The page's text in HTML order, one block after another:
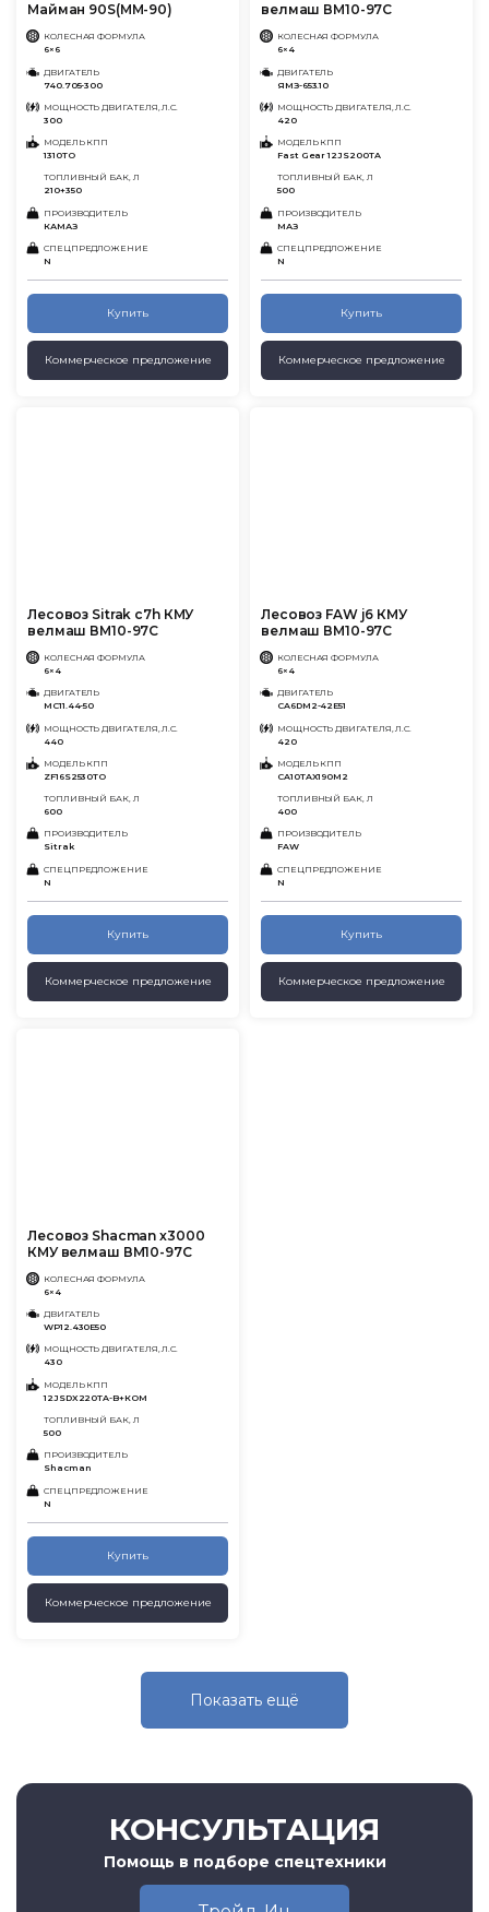
Майман 90S(MM-90)
КОЛЕСНАЯ ФОРМУЛА
6×6
ДВИГАТЕЛЬ
740.705-300
МОЩНОСТЬ ДВИГАТЕЛЯ, Л.С.
300
МОДЕЛЬ КПП
1310ТО
ТОПЛИВНЫЙ БАК, Л
210+350
ПРОИЗВОДИТЕЛЬ
КАМАЗ
СПЕЦПРЕДЛОЖЕНИЕ
N
Купить
Коммерческое предложение
велмаш ВМ10-97С
КОЛЕСНАЯ ФОРМУЛА
6×4
ДВИГАТЕЛЬ
ЯМЗ-653.10
МОЩНОСТЬ ДВИГАТЕЛЯ, Л.С.
420
МОДЕЛЬ КПП
Fast Gear 12JS200TA
ТОПЛИВНЫЙ БАК, Л
500
ПРОИЗВОДИТЕЛЬ
МАЗ
СПЕЦПРЕДЛОЖЕНИЕ
N
Купить
Коммерческое предложение
Лесовоз Sitrak c7h КМУ
велмаш ВМ10-97С
КОЛЕСНАЯ ФОРМУЛА
6×4
ДВИГАТЕЛЬ
MC11.44-50
МОЩНОСТЬ ДВИГАТЕЛЯ, Л.С.
440
МОДЕЛЬ КПП
ZF16S2530TO
ТОПЛИВНЫЙ БАК, Л
600
ПРОИЗВОДИТЕЛЬ
Sitrak
СПЕЦПРЕДЛОЖЕНИЕ
N
Купить
Коммерческое предложение
Лесовоз FAW j6 КМУ
велмаш ВМ10-97С
КОЛЕСНАЯ ФОРМУЛА
6×4
ДВИГАТЕЛЬ
CA6DM2-42E51
МОЩНОСТЬ ДВИГАТЕЛЯ, Л.С.
420
МОДЕЛЬ КПП
CA10TAX190M2
ТОПЛИВНЫЙ БАК, Л
400
ПРОИЗВОДИТЕЛЬ
FAW
СПЕЦПРЕДЛОЖЕНИЕ
N
Купить
Коммерческое предложение
Лесовоз Shacman x3000
КМУ велмаш ВМ10-97С
КОЛЕСНАЯ ФОРМУЛА
6×4
ДВИГАТЕЛЬ
WP12.430E50
МОЩНОСТЬ ДВИГАТЕЛЯ, Л.С.
430
МОДЕЛЬ КПП
12JSDX220TA-B+КОМ
ТОПЛИВНЫЙ БАК, Л
500
ПРОИЗВОДИТЕЛЬ
Shacman
СПЕЦПРЕДЛОЖЕНИЕ
N
Купить
Коммерческое предложение
Показать eщё
КОНСУЛЬТАЦИЯ
Помощь в подборе спецтехники